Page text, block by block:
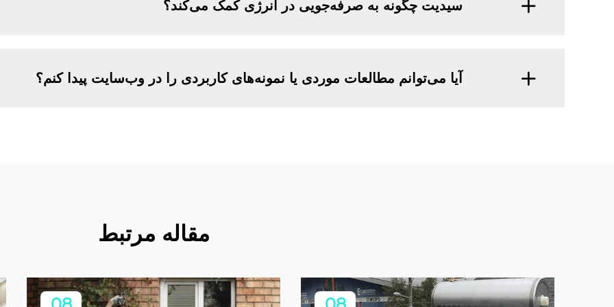
سیدیت چگونه به صرفه‌جویی در انرژی کمک می‌کند؟
آیا می‌توانم مطالعات موردی یا نمونه‌های کاربردی را در وب‌سایت پیدا کنم؟
مقاله مرتبط